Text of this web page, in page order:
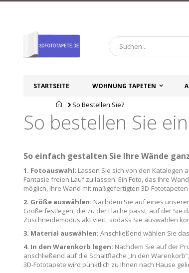
STARTSEITE WOHNUNG TAPETEN
Startseite
So Bestellen Sie?
So bestellen Sie
So einfach gestalten Sie Ihre Wände
1. Fotoauswahl: Lassen Sie sich von den Katalogen
Fantasie freien Lauf zu lassen. Ein Foto, das Ihre
möglich, Ihre Wand mit maßgefertigten 3D-
2. Größe auswählen: Nachdem Sie auf eines
Größe festlegen, die zu der Fläche passt, auf der Sie
Zuschneidemodus aktiviert, sodass Sie auswählen
3. Material auswählen: Anschließend wählen Sie
4. In den Warenkorb legen: Nachdem Sie auf der
anschließend auf die Schaltfläche „In den
3D-Fototapete wird pünktlich zu Ihnen nach Hause